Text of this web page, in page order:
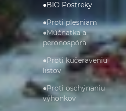
●BIO Postreky
●Proti plesniam
●Múčnatka a
peronospóra
●Proti kučeraveniu
listov
●Proti oschýnaniu
výhonkov